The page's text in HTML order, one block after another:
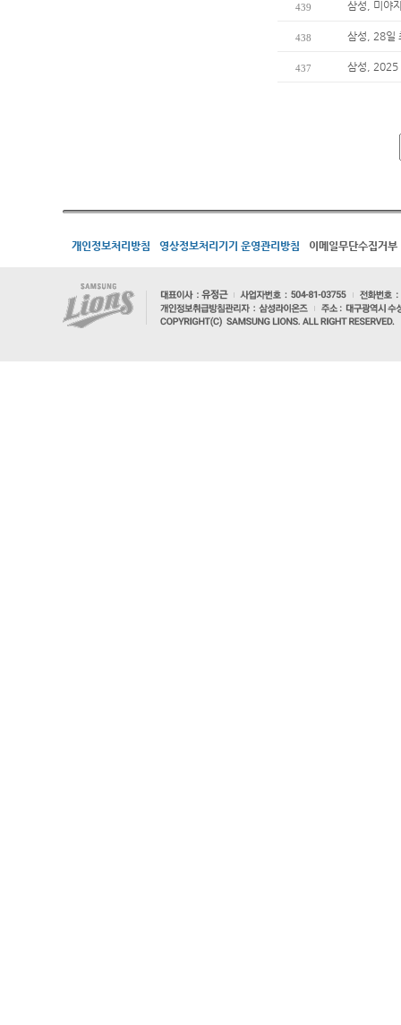
439 삼성, 미야
438 삼성, 28일
437 삼성, 2025
개인정보처리방침 영상정보처리기기 운영관리방침 이메일무단수집거부